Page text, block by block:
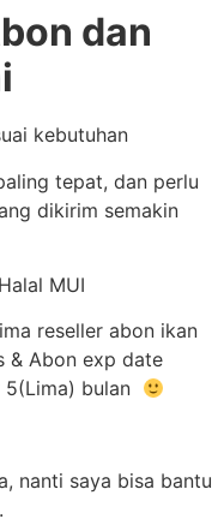
dan
kebutuhan
tepat, dan perlu
dikirim semakin
MUI
reseller abon ikan
& Abon exp date
bulan
nanti saya bisa bantu